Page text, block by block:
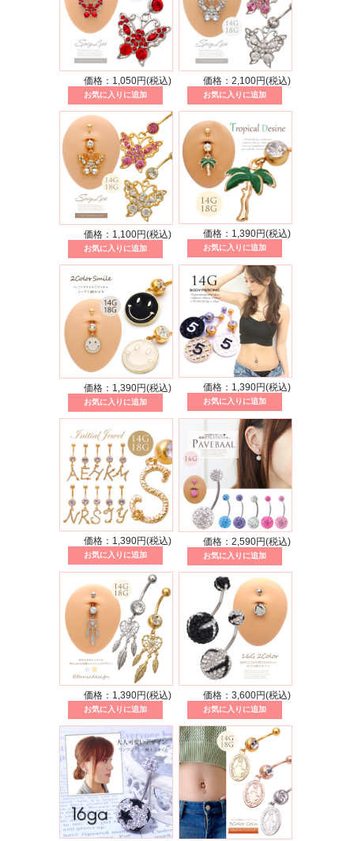
価格：1,050円(税込) 価格：2,100円(税込)
価格：1,100円(税込) 価格：1,390円(税込)
価格：1,390円(税込) 価格：1,390円(税込)
価格：1,390円(税込) 価格：2,590円(税込)
価格：1,390円(税込) 価格：3,600円(税込)